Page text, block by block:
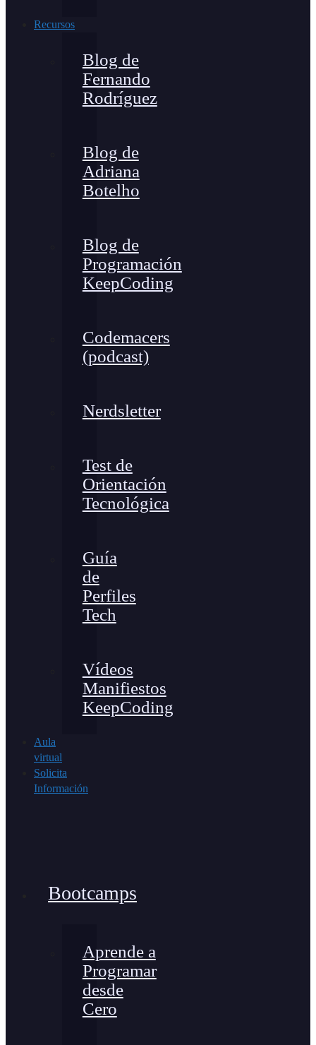
Recursos
Blog de
Fernando
Rodríguez
Blog de
Adriana
Botelho
Blog de
Programación
KeepCoding
Codemacers
(podcast)
Nerdsletter
Test de
Orientación
Tecnológica
Guía
de
Perfiles
Tech
Vídeos
Manifiestos
KeepCoding
Aula
virtual
Solicita
Información
Bootcamps
Aprende a
Programar
desde
Cero